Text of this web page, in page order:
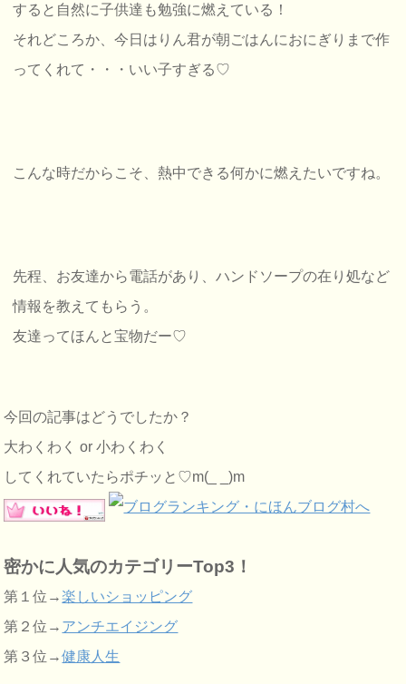
すると自然に子供達も勉強に燃えている！
それどころか、今日はりん君が朝ごはんにおにぎりまで作
ってくれて・・・いい子すぎる♡
こんな時だからこそ、熱中できる何かに燃えたいですね。
先程、お友達から電話があり、ハンドソープの在り処など
情報を教えてもらう。
友達ってほんと宝物だー♡
今回の記事はどうでしたか？
大わくわく or 小わくわく
してくれていたらポチッと♡m(_ _)m
密かに人気のカテゴリーTop3！
第１位→楽しいショッピング
第２位→ アンチエイジング
第３位→健康人生